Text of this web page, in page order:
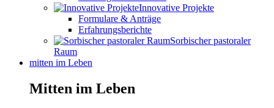
Innovative Projekte
Formulare & Anträge
Erfahrungsberichte
Sorbischer pastoraler
Raum
mitten im Leben
Mitten im Leben